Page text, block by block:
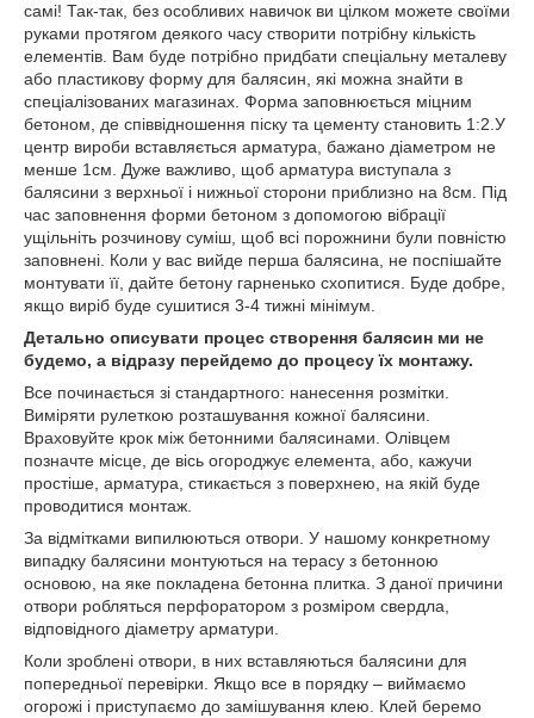
самі! Так-так, без особливих навичок ви цілком можете своїми
руками протягом деякого часу створити потрібну кількість
елементів. Вам буде потрібно придбати спеціальну металеву
або пластикову форму для балясин, які можна знайти в
спеціалізованих магазинах. Форма заповнюється міцним
бетоном, де співвідношення піску та цементу становить 1:2.У
центр вироби вставляється арматура, бажано діаметром не
менше 1см. Дуже важливо, щоб арматура виступала з
балясини з верхньої і нижньої сторони приблизно на 8см. Під
час заповнення форми бетоном з допомогою вібрації
ущільніть розчинову суміш, щоб всі порожнини були повністю
заповнені. Коли у вас вийде перша балясина, не поспішайте
монтувати її, дайте бетону гарненько схопитися. Буде добре,
якщо виріб буде сушитися 3-4 тижні мінімум.
Детально описувати процес створення балясин ми не
будемо, а відразу перейдемо до процесу їх монтажу.
Все починається зі стандартного: нанесення розмітки.
Виміряти рулеткою розташування кожної балясини.
Враховуйте крок між бетонними балясинами. Олівцем
позначте місце, де вісь огороджує елемента, або, кажучи
простіше, арматура, стикається з поверхнею, на якій буде
проводитися монтаж.
За відмітками випилюються отвори. У нашому конкретному
випадку балясини монтуються на терасу з бетонною
основою, на яке покладена бетонна плитка. З даної причини
отвори робляться перфоратором з розміром свердла,
відповідного діаметру арматури.
Коли зроблені отвори, в них вставляються балясини для
попередньої перевірки. Якщо все в порядку – виймаємо
огорожі і приступаємо до замішування клею. Клей беремо